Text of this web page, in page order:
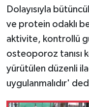
Dolayısıyla
ve protein odaklı
aktivite, kontrollü
osteoporoz tanısı
yürütülen düzenli
uygulanmalıdır'